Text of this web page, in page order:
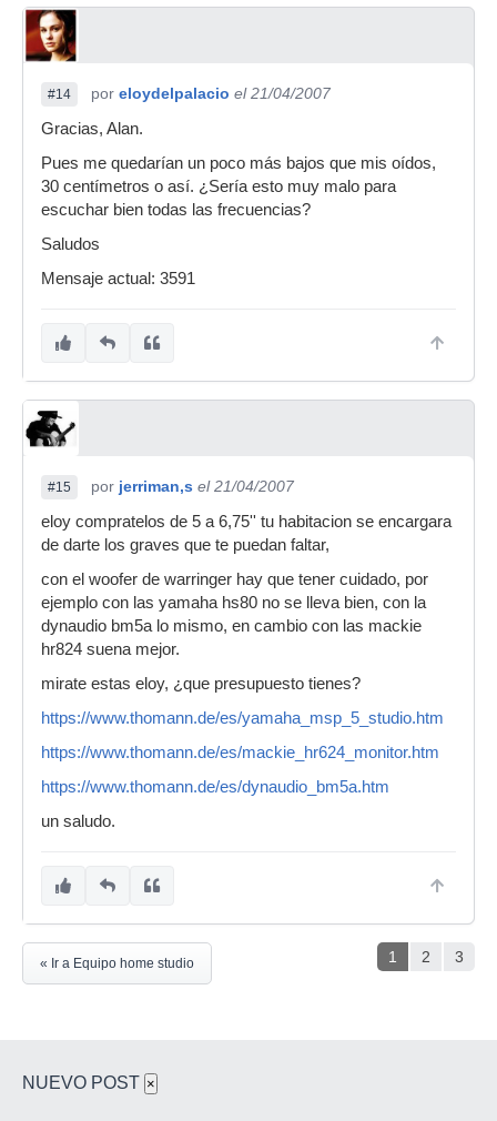
#14 por eloydelpalacio el 21/04/2007
Gracias, Alan.
Pues me quedarían un poco más bajos que mis oídos,
30 centímetros o así. ¿Sería esto muy malo para
escuchar bien todas las frecuencias?
Saludos
Mensaje actual: 3591
#15 por jerriman,s el 21/04/2007
eloy compratelos de 5 a 6,75'' tu habitacion se encargara
de darte los graves que te puedan faltar,
con el woofer de warringer hay que tener cuidado, por
ejemplo con las yamaha hs80 no se lleva bien, con la
dynaudio bm5a lo mismo, en cambio con las mackie
hr824 suena mejor.
mirate estas eloy, ¿que presupuesto tienes?
https://www.thomann.de/es/yamaha_msp_5_studio.htm
https://www.thomann.de/es/mackie_hr624_monitor.htm
https://www.thomann.de/es/dynaudio_bm5a.htm
un saludo.
1 2 3
« Ir a Equipo home studio
NUEVO POST ×